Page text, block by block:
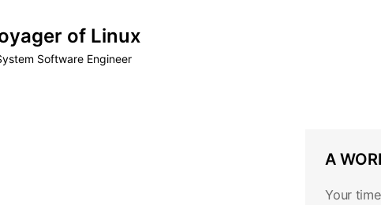
of Linux
Software Engineer
A
Your